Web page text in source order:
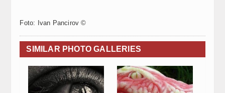
Foto: Ivan Pancirov ©
SIMILAR PHOTO GALLERIES